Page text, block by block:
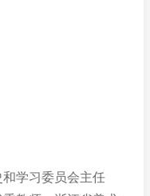
学习委员会主任